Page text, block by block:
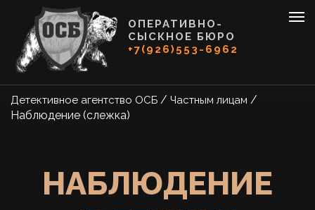
ОПЕРАТИВНО-
СЫСКНОЕ БЮРО
+7(926)553-6962
Детективное агентство ОСБ / Частным лицам /
Наблюдение (слежка)
НАБЛЮДЕНИЕ